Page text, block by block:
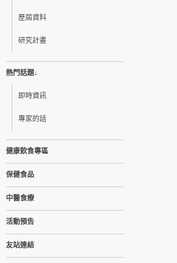
歷屆資料
研究計畫
熱門話題↓
即時資訊
專家的話
健康飲食專區
保健食品
中醫食療
活動預告
友站連結